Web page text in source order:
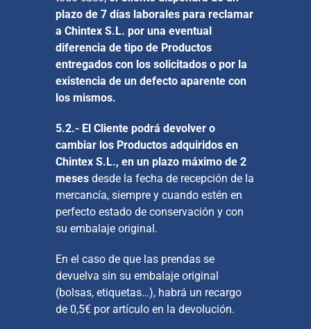
plazo de 7 días laborales para reclamar
a Chintex S.L. por una eventual
diferencia de tipo de Productos
entregados con los solicitados o por la
existencia de un defecto aparente con
los mismos.
5.2.- El Cliente podrá devolver o
cambiar los Productos adquiridos en
Chintex S.L., en un plazo máximo de 2
mesesdesde la fecha de recepción de la
mercancía, siempre y cuando estén en
perfecto estado de conservación y con
su embalaje original.
En el caso de que las prendas se
devuelva sin su embalaje original
(bolsas, etiquetas…), habrá un recargo
de 0,5€ por artículo en la devolución.